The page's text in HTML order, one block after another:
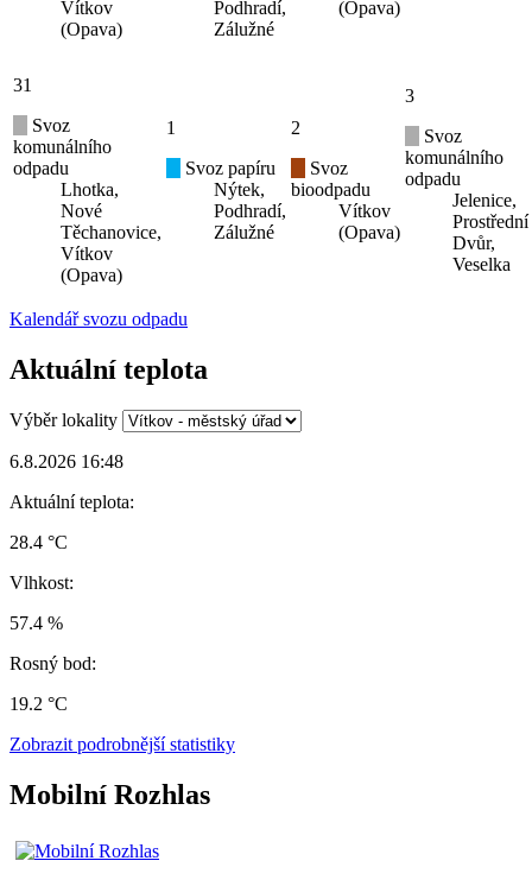
Vítkov
(Opava)
Podhradí,
Zálužné
(Opava)
31
Svoz
komunálního
odpadu
Lhotka,
Nové
Těchanovice,
Vítkov
(Opava)
1
Svoz papíru
Nýtek,
Podhradí,
Zálužné
2
Svoz
bioodpadu
Vítkov
(Opava)
3
Svoz
komunálního
odpadu
Jelenice,
Prostřední
Dvůr,
Veselka
Kalendář svozu odpadu
Aktuální teplota
Výběr lokality
6.8.2026 16:48
Aktuální teplota:
28.4 °C
Vlhkost:
57.4 %
Rosný bod:
19.2 °C
Zobrazit podrobnější statistiky
Mobilní Rozhlas